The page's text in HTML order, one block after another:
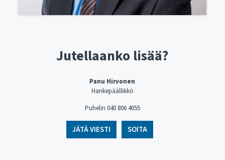
Jutellaanko lisää?
Panu Hirvonen
Hankepäällikkö
Puhelin 040 806 4055
JÄTÄ VIESTI SOITA